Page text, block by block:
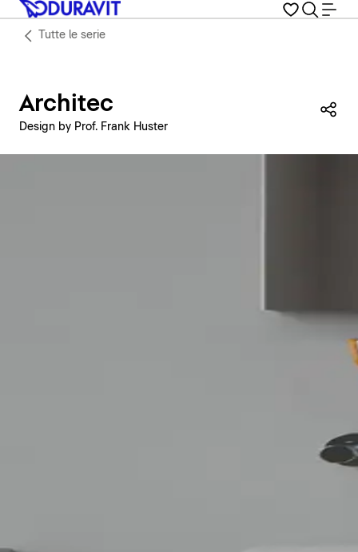
Tutte le serie
Architec
Design by Prof. Frank Huster